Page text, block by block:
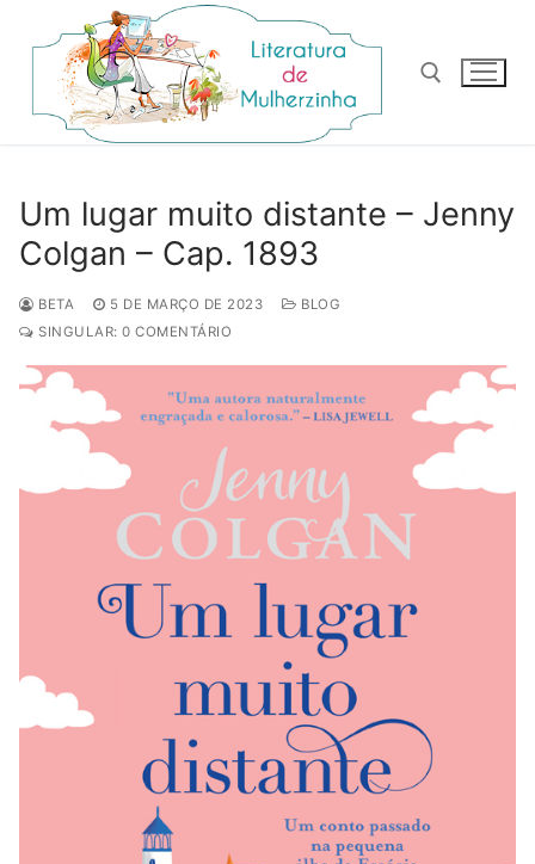
para
conteúdo
Um lugar muito distante – Jenny
Colgan – Cap. 1893
BETA 5 DE MARÇO DE 2023
BLOG
SINGULAR: 0 COMENTÁRIO